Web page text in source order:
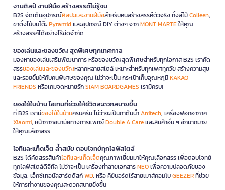
งานศิลป์ งานฝีมือ สร้างสรรค์ไม่รู้จบ
B2S จัดเต็มอุปกรณ์ศิลปะและงานฝีมือสำหรับคนสร้างสรรค์ตัวจริง ทั้งสีไม้Colleen,
ขาตั้งไม้บนโต๊ะPyramidและอุปกรณ์ DIY ต่างๆ จากMONT MARTEให้คุณ
สร้างสรรค์ได้อย่างไร้ขีดจำกัด
ของเล่นและของขวัญ สุดพิเศษทุกเทศกาล
มองหาของเล่นเสริมพัฒนาการ หรือของขวัญสุดพิเศษสำหรับทุกโอกาส B2S เราคัด
สรรของเล่นและของขวัญหลากหลายสไตล์ เหมาะสำหรับทุกเพศทุกวัย สร้างความสุข
และรอยยิ้มให้กับคนพิเศษของคุณ ไม่ว่าจะเป็น กระเป๋าเก็บอุณหภูมิKAKAO
FRIENDS หรือเกมจดหมายรักSIAM BOARDGAMES เรามีครบ!
ของใช้ในบ้าน ไอเทมที่ช่วยให้ชีวิตสะดวกสบายขึ้น
ที่ B2S เรามีของใช้ในบ้านครบครัน ไม่ว่าจะเป็นกาต้มน้ำAnitech, เครื่องฟอกอากาศ
Xiaomi, หน้ากากอนามัยทางการแพทย์Double A Careและสินค้าอื่น ๆ อีกมากมาย
ให้คุณเลือกสรร
ไอทีและแก็ดเจ็ต ล้ำสมัย ตอบโจทย์ทุกไลฟ์สไตล์
B2S ได้คัดสรรสินค้าไอทีและแก็ดเจ็ตคุณภาพเยี่ยมมาให้คุณเลือกสรร เพื่อตอบโจทย์
ทุกไลฟ์สไตล์ดิจิทัล ไม่ว่าจะเป็น เครื่องทำลายเอกสารNEOเพื่อความปลอดภัยของ
ข้อมูล, เอ็กซ์เทอนัลฮาร์ดดิสก์WD, หรือ คีย์บอร์ดไร้สายเมาส์คอมโบGEEZERที่ช่วย
ให้การทำงานของคุณสะดวกสบายยิ่งขึ้น